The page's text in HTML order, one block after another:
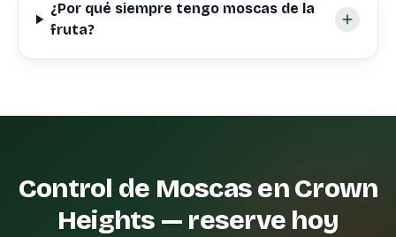
¿Por qué siempre tengo moscas de la
fruta?
Control de Moscas en Crown
Heights — reserve hoy